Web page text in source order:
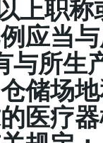
上职
应当
与所生
储场
医疗